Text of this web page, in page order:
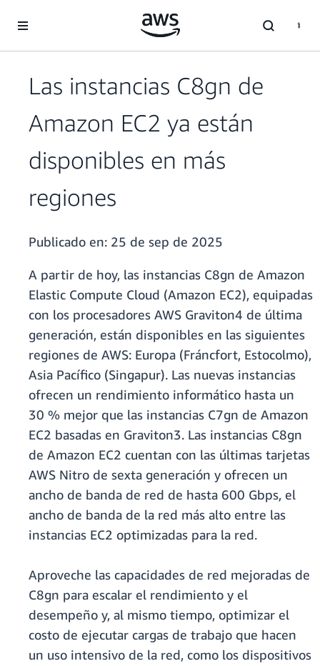
Las instancias C8gn de
Amazon EC2 ya están
disponibles en más
regiones
Publicado en: 25 de sep de 2025
A partir de hoy, las instancias C8gn de Amazon
Elastic Compute Cloud (Amazon EC2), equipadas
con los procesadores AWS Graviton4 de última
generación, están disponibles en las siguientes
regiones de AWS: Europa (Fráncfort, Estocolmo),
Asia Pacífico (Singapur). Las nuevas instancias
ofrecen un rendimiento informático hasta un
30 % mejor que las instancias C7gn de Amazon
EC2 basadas en Graviton3. Las instancias C8gn
de Amazon EC2 cuentan con las últimas tarjetas
AWS Nitro de sexta generación y ofrecen un
ancho de banda de red de hasta 600 Gbps, el
ancho de banda de la red más alto entre las
instancias EC2 optimizadas para la red.
Aproveche las capacidades de red mejoradas de
C8gn para escalar el rendimiento y el
desempeño y, al mismo tiempo, optimizar el
costo de ejecutar cargas de trabajo que hacen
un uso intensivo de la red, como los dispositivos